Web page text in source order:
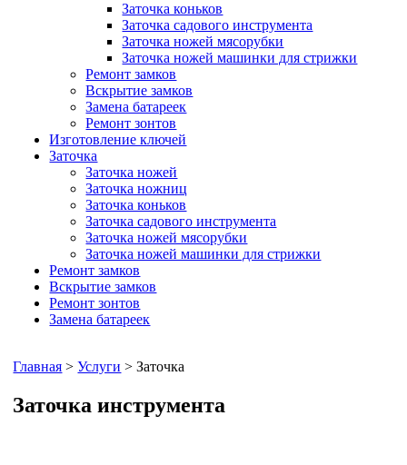
Заточка коньков
Заточка садового инструмента
Заточка ножей мясорубки
Заточка ножей машинки для стрижки
Ремонт замков
Вскрытие замков
Замена батареек
Ремонт зонтов
Изготовление ключей
Заточка
Заточка ножей
Заточка ножниц
Заточка коньков
Заточка садового инструмента
Заточка ножей мясорубки
Заточка ножей машинки для стрижки
Ремонт замков
Вскрытие замков
Ремонт зонтов
Замена батареек
Главная >Услуги > Заточка
Заточка инструмента